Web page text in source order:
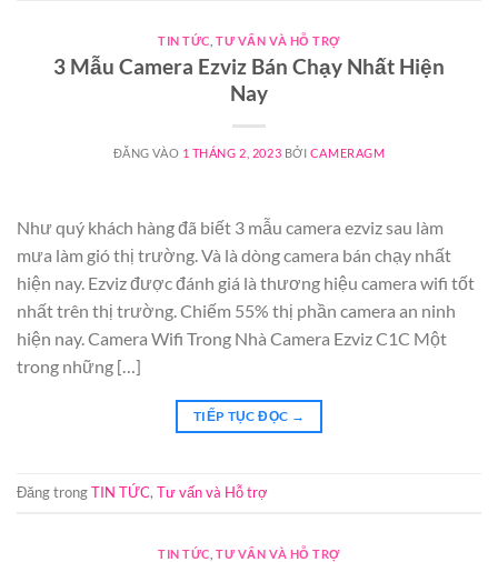
TIN TỨC ,TƯ VẤN VÀ HỖ TRỢ
3 Mẫu Camera Ezviz Bán Chạy Nhất Hiện
Nay
ĐĂNG VÀO 1 THÁNG 2, 2023 BỞI CAMERAGM
Như quý khách hàng đã biết 3 mẫu camera ezviz sau làm
mưa làm gió thị trường. Và là dòng camera bán chạy nhất
hiện nay. Ezviz được đánh giá là thương hiệu camera wifi tốt
nhất trên thị trường. Chiếm 55% thị phần camera an ninh
hiện nay. Camera Wifi Trong Nhà Camera Ezviz C1C Một
trong những […]
TIẾP TỤC ĐỌC →
Đăng trongTIN TỨC, Tư vấn và Hỗ trợ
TIN TỨC ,TƯ VẤN VÀ HỖ TRỢ